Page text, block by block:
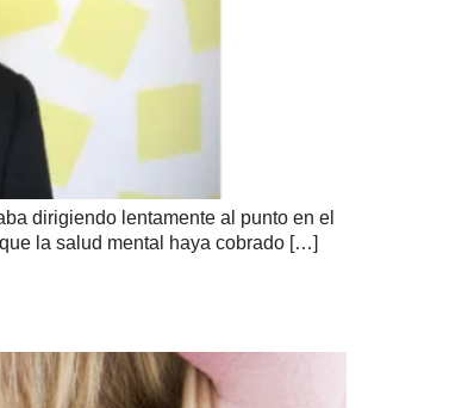
dirigiendo lentamente al punto en el
la salud mental haya cobrado […]